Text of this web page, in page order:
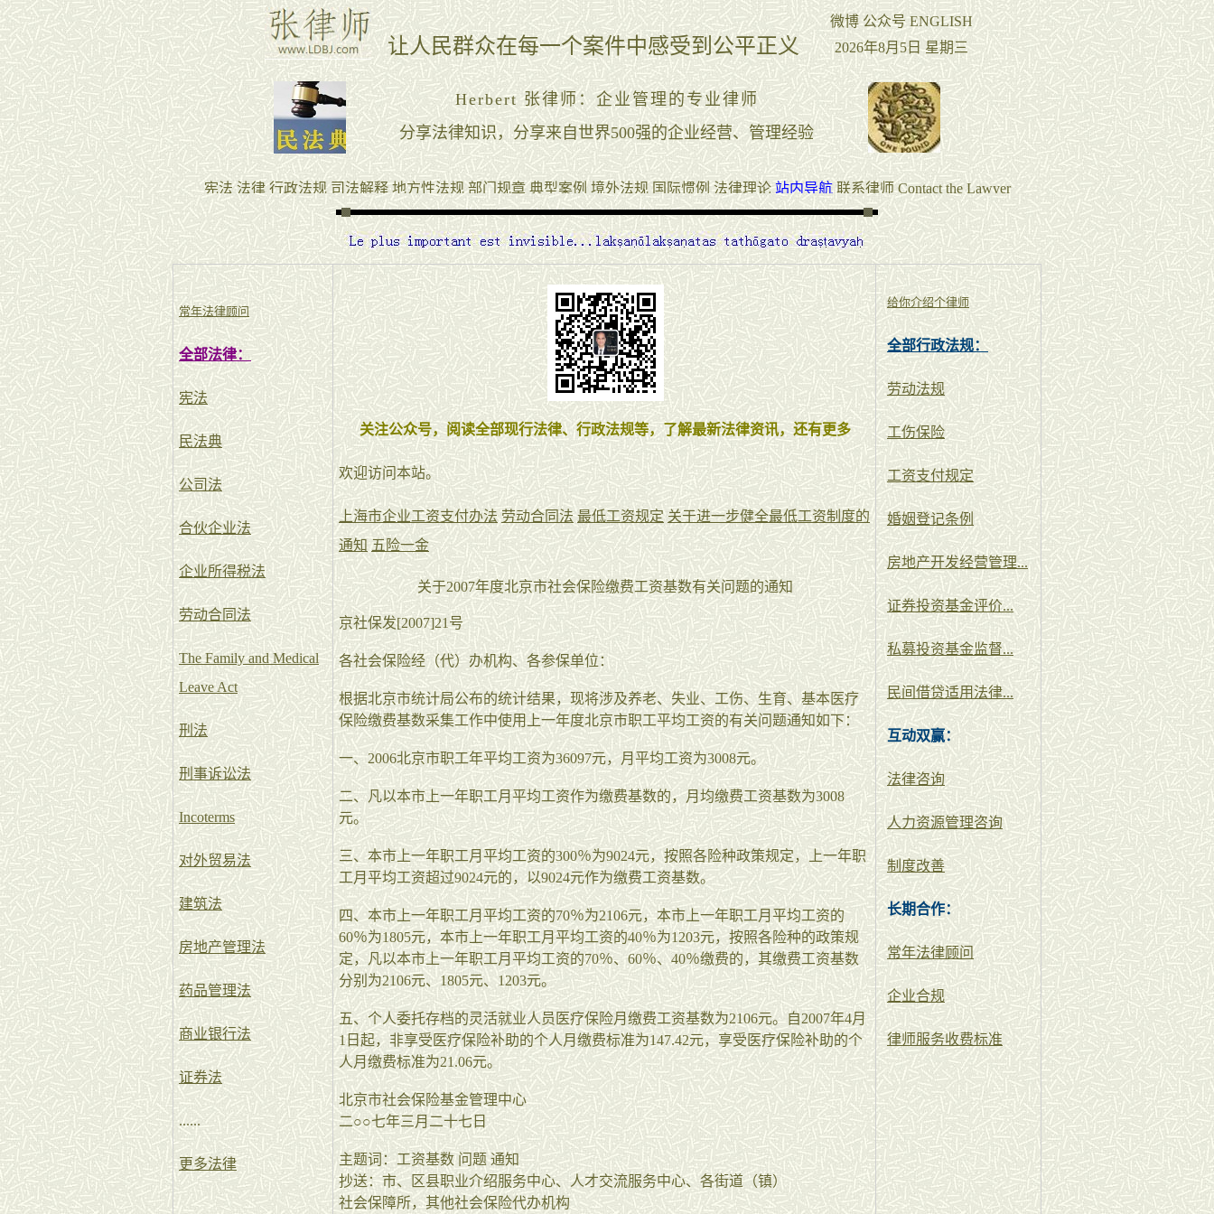
常年法律顾问
全部法律：
宪法
民法典
公司法
合伙企业法
企业所得税法
劳动合同法
The Family and Medical
Leave Act
刑法
刑事诉讼法
Incoterms
对外贸易法
建筑法
房地产管理法
药品管理法
商业银行法
证券法
......
更多法律
关注公众号，阅读全部现行法律、行政法规等，了解最新法律资讯，还有更多
欢迎访问本站。
上海市企业工资支付办法 劳动合同法 最低工资规定 关于进一步健全最低工资制度的
通知 五险一金
关于2007年度北京市社会保险缴费工资基数有关问题的通知
京社保发[2007]21号
各社会保险经（代）办机构、各参保单位：
根据北京市统计局公布的统计结果，现将涉及养老、失业、工伤、生育、基本医疗
保险缴费基数采集工作中使用上一年度北京市职工平均工资的有关问题通知如下：
一、2006北京市职工年平均工资为36097元，月平均工资为3008元。
二、凡以本市上一年职工月平均工资作为缴费基数的，月均缴费工资基数为3008
元。
三、本市上一年职工月平均工资的300％为9024元，按照各险种政策规定，上一年职
工月平均工资超过9024元的，以9024元作为缴费工资基数。
四、本市上一年职工月平均工资的70％为2106元，本市上一年职工月平均工资的
60％为1805元，本市上一年职工月平均工资的40％为1203元，按照各险种的政策规
定，凡以本市上一年职工月平均工资的70％、60％、40％缴费的，其缴费工资基数
分别为2106元、1805元、1203元。
五、个人委托存档的灵活就业人员医疗保险月缴费工资基数为2106元。自2007年4月
1日起，非享受医疗保险补助的个人月缴费标准为147.42元，享受医疗保险补助的个
人月缴费标准为21.06元。
北京市社会保险基金管理中心
二○○七年三月二十七日
主题词：工资基数 问题 通知
抄送：市、区县职业介绍服务中心、人才交流服务中心、各街道（镇）
社会保障所，其他社会保险代办机构
给你介绍个律师
全部行政法规：
劳动法规
工伤保险
工资支付规定
婚姻登记条例
房地产开发经营管理...
证券投资基金评价...
私募投资基金监督...
民间借贷适用法律...
互动双赢：
法律咨询
人力资源管理咨询
制度改善
长期合作：
常年法律顾问
企业合规
律师服务收费标准